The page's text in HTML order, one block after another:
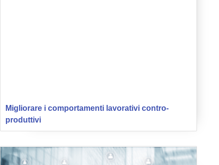
Migliorare i comportamenti lavorativi contro-
produttivi